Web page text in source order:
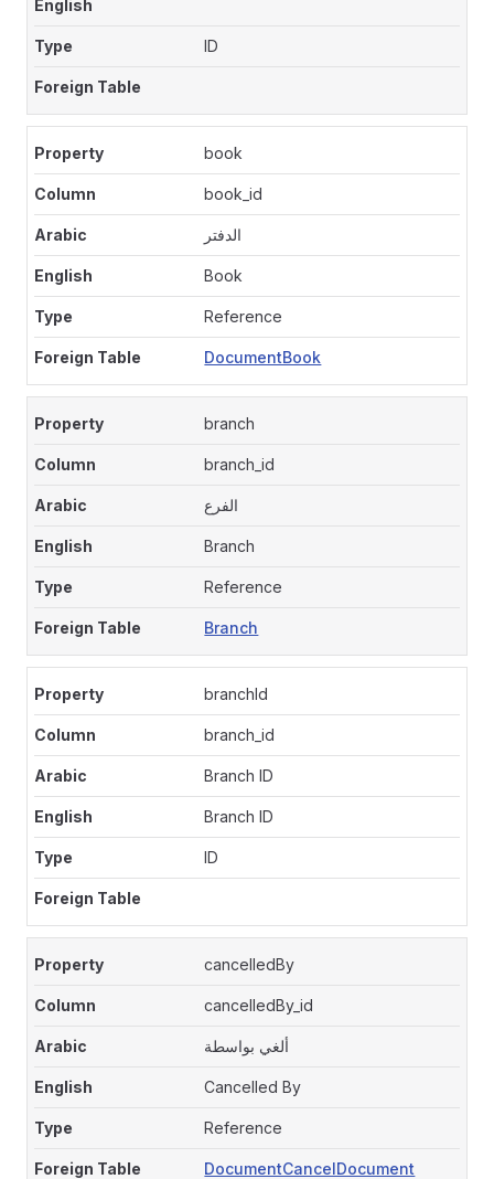
ID
book
book_id
الدفتر
Book
Reference
DocumentBook
branch
branch_id
الفرع
Branch
Reference
Branch
branchId
branch_id
Branch ID
Branch ID
ID
cancelledBy
cancelledBy_id
ألغي بواسطة
Cancelled By
Reference
DocumentCancelDocument